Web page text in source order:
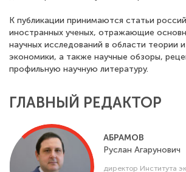
К публикации принимаются статьи
иностранных ученых, отражающие
научных исследований в области теории
экономики, а также научные обзоры,
профильную научную литературу.
ГЛАВНЫЙ РЕДАКТОР
АБРАМОВ
Руслан Агарунович
директор Института